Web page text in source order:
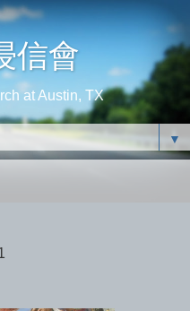
信會
at Austin, TX
▼